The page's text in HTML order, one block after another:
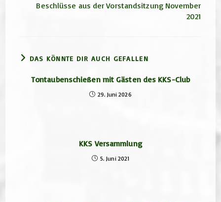
Beschlüsse aus der Vorstandsitzung November
2021
DAS KÖNNTE DIR AUCH GEFALLEN
Tontaubenschießen mit Gästen des KKS-Club
29. Juni 2026
KKS Versammlung
5. Juni 2021